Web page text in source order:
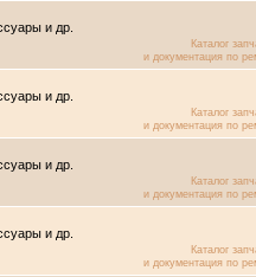
и др.
Каталог
и документация по
и др.
Каталог
и документация по
и др.
Каталог
и документация по
и др.
Каталог
и документация по